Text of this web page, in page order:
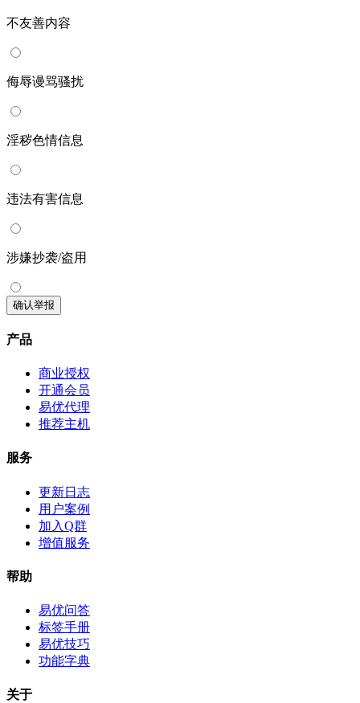
不友善内容
侮辱谩骂骚扰
淫秽色情信息
违法有害信息
涉嫌抄袭/盗用
确认举报
产品
商业授权
开通会员
易优代理
推荐主机
服务
更新日志
用户案例
加入Q群
增值服务
帮助
易优问答
标签手册
易优技巧
功能字典
关于